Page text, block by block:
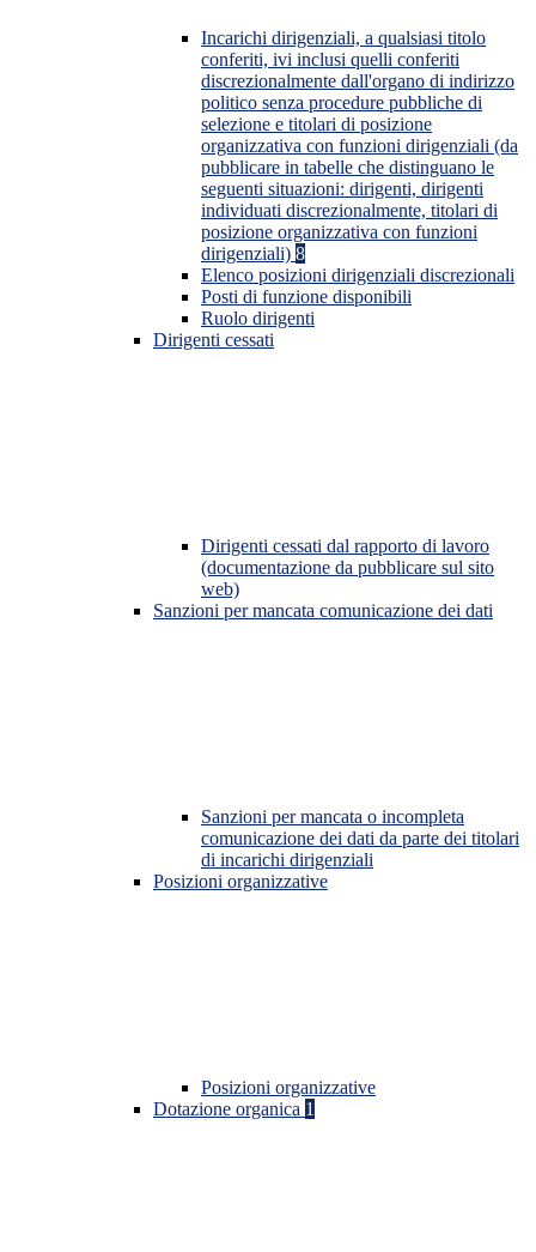
Incarichi dirigenziali, a qualsiasi titolo
conferiti, ivi inclusi quelli conferiti
discrezionalmente dall'organo di indirizzo
politico senza procedure pubbliche di
selezione e titolari di posizione
organizzativa con funzioni dirigenziali (da
pubblicare in tabelle che distinguano le
seguenti situazioni: dirigenti, dirigenti
individuati discrezionalmente, titolari di
posizione organizzativa con funzioni
dirigenziali) 8
Elenco posizioni dirigenziali discrezionali
Posti di funzione disponibili
Ruolo dirigenti
Dirigenti cessati
Dirigenti cessati dal rapporto di lavoro
(documentazione da pubblicare sul sito
web)
Sanzioni per mancata comunicazione dei dati
Sanzioni per mancata o incompleta
comunicazione dei dati da parte dei titolari
di incarichi dirigenziali
Posizioni organizzative
Posizioni organizzative
Dotazione organica 1